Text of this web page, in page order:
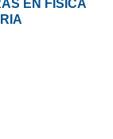
EN FISICA